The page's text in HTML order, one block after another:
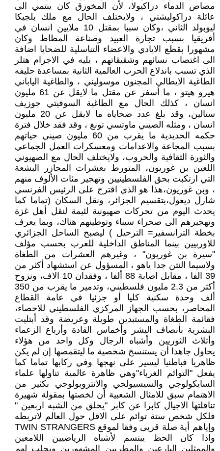
مصاص الدماء دراكيولا، لأن المخوزق كان ينتمي الى
عائلة دراكوليشتي ، ولايختلف الحال مع ملك بلجيكا
ليوبولد الثاني ،وكان سببا بمقتل 10 ملايين انسان في
أفريقيا بسبب تجارة العبيد وصناعة المطاط وكان
مشهورا بقطع الايادي والاعضاء التناسلية للضحايا اضافة
الى اغتصاب نسائهم وشقيقاتهم ، يليه في الاجرام هتلر
الذي تسبب باندلاع الحرب العالمية الثانية بمساعدة حليفه
الطاغية الايطالي المجنون موسوليني ، والطاغية الياباني
هيرو هيتو ، ما أسفر عن مقتل ما لايقل عن 61 مليون
انسان ، كذلك الحال مع الطاغية السوفيتي جوزيف
ستالين، وقد بلغ عدد ضحاياه ما لايقل عن 20 مليون
انسان ، ومثله الصيني ماوتسي تونغ ، وقد فقد خلال فترة
حكمه الحديدية ما يقرب من 60 مليون صيني حياتهم
بسبب المجاعة والاعدامات ومعسكرات العمل الجماعي
والثورة الثقافية والحروب، ولايختلف الحال مع الصهيوني
اللعين بن غوريون، المتورط بعشرات المجازر البشعة
التي ارتكبت بحق الفلسطينيين وتهجير مئات الألوف منهم
، وبن غوريون،هذا هو الذي اقترح على الرئيس الفرنسي
شارل ديغول،بتقسيم الجزائر، ونقل السكان (تماما كما
يحدث اليوم من تحركات صهيونية لئيمة لنقل أهل غزة
وتهجيرهم الى صحراء سيناء وتوطينهم هناك، وبما يعرف
بخطة الترانسفير= الترحيل ) ليصبح الساحل الجزائري
للاوربيين بينما المناطق الداخلية للعرب بحسب مؤلف
"سيرة بن غوريون" ، وغيرهم العشرات من الطغاة
ولاسيما النتن جدا ياهو ، المسؤول عن استشهاد أكثر من
39 الفا ، مقابل اصابة 88 ألفا ، وفقدان 10 الاف، ونزوح
أكثر من 2.3 مليون فلسطيني، وتدمير ما يقرب من 350
ألف وحدة سكنية كليا أو جزئيا في عامة القطاع
المحاصر، بحسب الجهاز المركزي الفلسطيني للاحصاء،
فقائمة الطغاة والمستبدين طويلة وعريضة وقد أبتليت
البشرية بأنصاف البشر وأخماس القادة وأرباع الزعماء
وأثلاث الثوريين وأشباه الرجال وكل واحد من هؤلاء
يحاول جاهدا أن يستنسخ شخصية ما ليتقمصها إن لم يكن
ظاهريا فباطنيا ليسير على نهجها وفي ركابها تماما كما
يفعل "التوائم الغرباء"وهي ظاهرة عالمية تناولها علماء
السايكولوجي والسيسيولجي والانتروبولوجي بكثير من
الاهتمام سبق للامثال الشعبية أن لخصتها بمقولة شهيرة
تناقلتها الاجيال كابرا عن كابر "يخلق من الشبه اربعين "
فلكل شخص ستة توائم على الاقل حول العالم لاتربطه
وإياهم أية صلة قربى وفقا لموقع TWIN STRANGERS
واذا كان الحظ يبتسم لأشباه الرياضيين اللامعين
والممثلين البارعين والمطربين المشهورين ويجلب لهم